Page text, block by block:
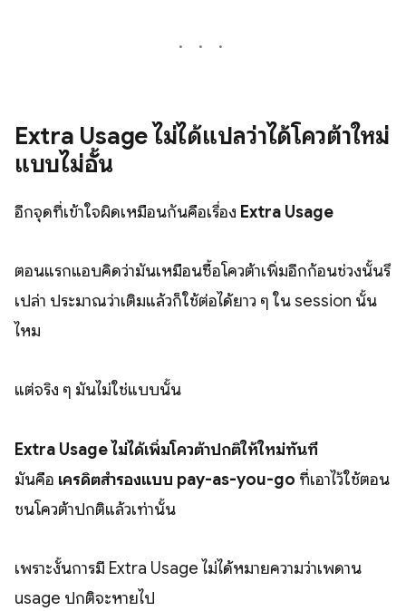
Extra Usage ไม่ได้แปลว่าได้โควต้าใหม่
แบบไม่อั้น
อีกจุดที่เข้าใจผิดเหมือนกันคือเรื่อง Extra Usage
ตอนแรกแอบคิดว่ามันเหมือนซื้อโควต้าเพิ่มอีกก้อนช่วงนั้นรึ
เปล่า ประมาณว่าเติมแล้วก็ใช้ต่อได้ยาว ๆ ใน session นั้น
ไหม
แต่จริง ๆ มันไม่ใช่แบบนั้น
Extra Usage ไม่ได้เพิ่มโควต้าปกติให้ใหม่ทันที
มันคือ เครดิตสำรองแบบ pay-as-you-go ที่เอาไว้ใช้ตอน
ชนโควต้าปกติแล้วเท่านั้น
เพราะงั้นการมี Extra Usage ไม่ได้หมายความว่าเพดาน
usage ปกติจะหายไป